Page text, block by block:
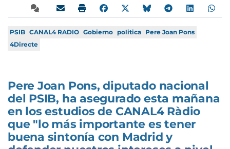
PSIB CANAL4 RADIO Gobierno politica Pere Joan Pons
4Directe
Pere Joan Pons, diputado nacional
del PSIB, ha asegurado esta mañana
en los estudios de CANAL4 Ràdio
que "lo más importante es tener
buena sintonía con Madrid y